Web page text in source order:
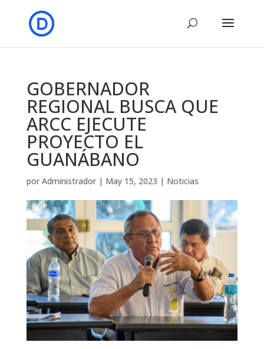
GOBERNADOR
REGIONAL BUSCA QUE
ARCC EJECUTE
PROYECTO EL
GUANÁBANO
por Administrador| May 15, 2023 | Noticias